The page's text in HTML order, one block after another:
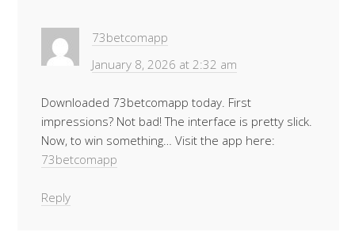
73betcomapp
January 8, 2026 at 2:32 am
Downloaded 73betcomapp today. First
impressions? Not bad! The interface is pretty slick.
Now, to win something… Visit the app here:
73betcomapp
Reply